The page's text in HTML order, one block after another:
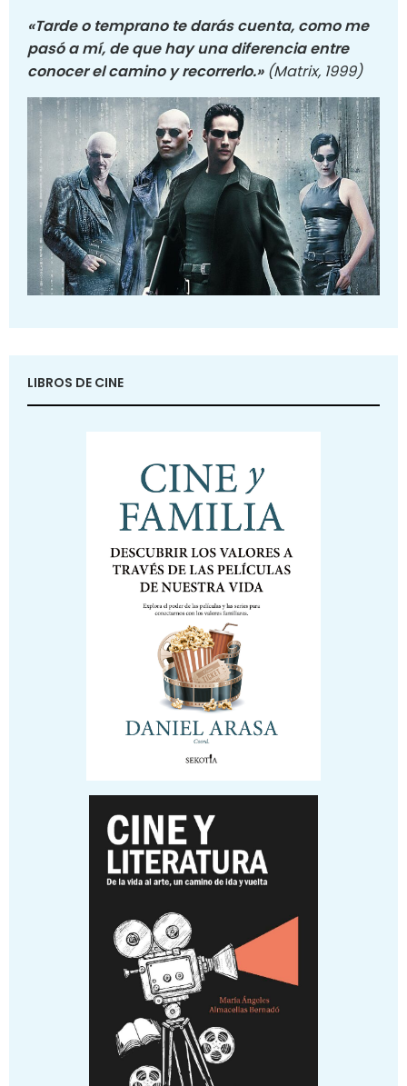
«Tarde o temprano te darás cuenta, como me
pasó a mí, de que hay una diferencia entre
conocer el camino y recorrerlo.» (Matrix, 1999)
LIBROS DE CINE